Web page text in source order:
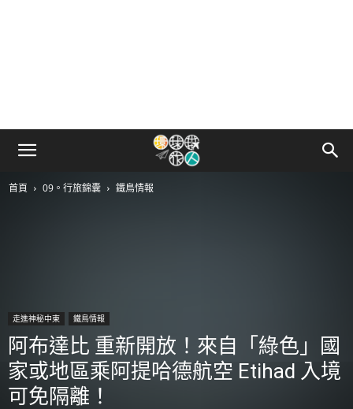
首頁 09。行旅錦囊 鐵鳥情報
走進神秘中東 鐵鳥情報
阿布達比 重新開放！來自「綠色」國
家或地區乘阿提哈德航空 Etihad 入境
可免隔離！